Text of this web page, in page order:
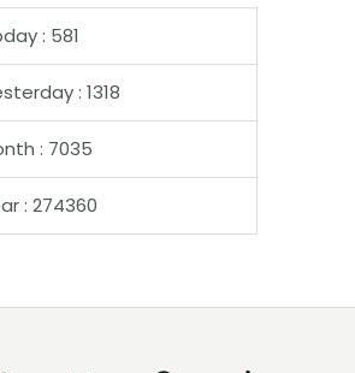
: 581
: 1318
: 7035
: 274360